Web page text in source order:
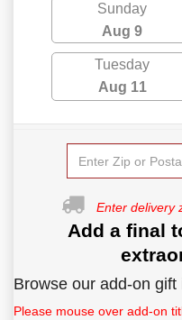
Sunday
Aug 9
Tuesday
Aug 11
Enter delivery
Add a final
Browse our add-on
Please mouse over add-on